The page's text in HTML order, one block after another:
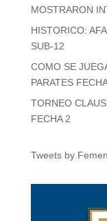
MOSTRARON
HISTORICO:
SUB-12
COMO SE
PARATES
TORNEO
FECHA 2
Tweets by